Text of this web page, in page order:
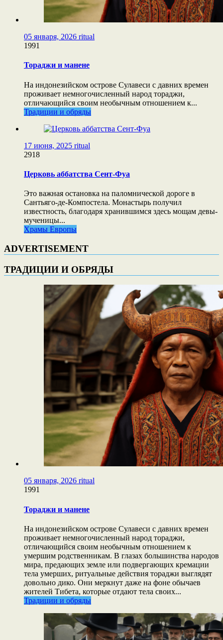
05 января, 2026 ritual
1991
Тораджи и манене
На индонезийском острове Сулавеси с давних времен
проживает немногочисленный народ тораджи,
отличающийся своим необычным отношением к...
Традиции и обряды
17 июня, 2025 ritual
2918
Церковь аббатства Сент-Фуа
Это важная остановка на паломнической дороге в
Сантьяго-де-Компостела. Монастырь получил
известность, благодаря хранившимся здесь мощам девы-
мученицы...
Храмы Европы
ADVERTISEMENT
ТРАДИЦИИ И ОБРЯДЫ
05 января, 2026 ritual
1991
Тораджи и манене
На индонезийском острове Сулавеси с давних времен
проживает немногочисленный народ тораджи,
отличающийся своим необычным отношением к
умершим родственникам. В глазах большинства народов
мира, предающих земле или подвергающих кремации
тела умерших, ритуальные действия тораджи выглядят
довольно дико. Они меркнут даже на фоне обычаев
жителей Тибета, которые отдают тела своих...
Традиции и обряды